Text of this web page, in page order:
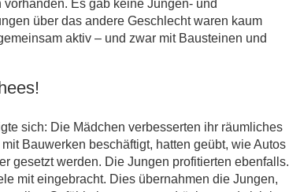
Es gab keine Jungen- und
über das andere Geschlecht waren kaum
aktiv – und zwar mit Bausteinen und
sich: Die Mädchen verbesserten ihr räumliches
Bauwerken beschäftigt, hatten geübt, wie Autos
gesetzt werden. Die Jungen profitierten ebenfalls.
mit eingebracht. Dies übernahmen die Jungen,